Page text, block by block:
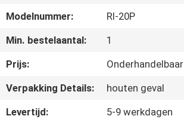
OVER
ONS
FABRIEKSRONDLEIDING
KWALITEITSCONTROLE
Modelnummer:
Rl-20P
Min. bestelaantal:
1
Prijs:
Onderhandelbaar
Verpakking Details:
houten geval
Levertijd:
5-9 werkdagen